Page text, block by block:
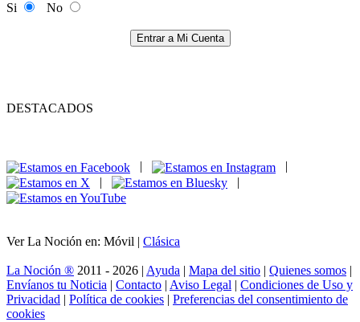
Si
No
Entrar a Mi Cuenta
DESTACADOS
|
|
Ver La Noción en: Móvil | Clásica
La Noción ® 2011 - 2026 | Ayuda | Mapa del sitio | Quienes somos |
Envíanos tu Noticia | Contacto | Aviso Legal | Condiciones de Uso y
Privacidad | Política de cookies | Preferencias del consentimiento de
cookies